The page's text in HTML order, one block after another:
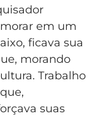
em um
ficava sua
morando
Trabalho
suas